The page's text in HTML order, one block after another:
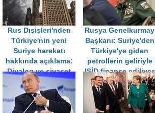
Rus Dışişleri'nden
Türkiye'nin yeni
Suriye harekatı
hakkında açıklama:
Diyalog ve siyaset
savaştan iyidir
Rusya Genelkurmay
Başkanı: Suriye'den
Türkiye'ye giden
petrollerin geliriyle
IŞİD finanse ediliyor